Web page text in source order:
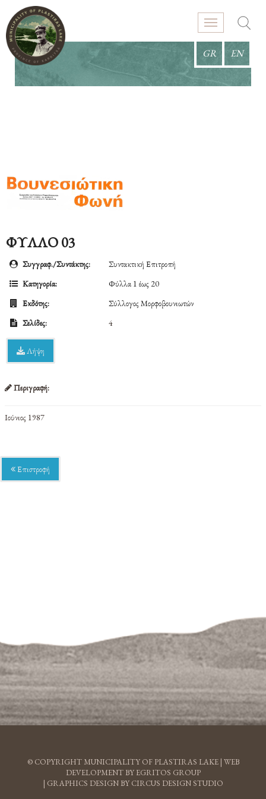
GR EN
ΦΥΛΛΟ 03
Συγγραφ./Συντάκτης:
Συντακτική Επιτροπή
Κατηγορία:
Φύλλα 1 έως 20
Εκδότης:
Σύλλογος Μορφοβουνιωτών
Σελίδες:
4
Λήψη
Περιγραφή:
Ιούνιος 1987
Επιστροφή
© COPYRIGHT MUNICIPALITY OF PLASTIRAS LAKE | WEB
DEVELOPMENT BY EGRITOS GROUP
| GRAPHICS DESIGN BY CIRCUS DESIGN STUDIO